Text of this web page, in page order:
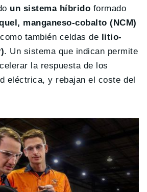
un sistema híbrido formado
manganeso-cobalto (NCM)
también celdas de litio-
. Un sistema que indican permite
la respuesta de los
eléctrica, y rebajan el coste del